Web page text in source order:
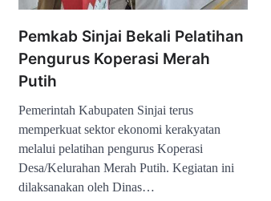
Pemkab Sinjai Bekali Pelatihan
Pengurus Koperasi Merah
Putih
Pemerintah Kabupaten Sinjai terus
memperkuat sektor ekonomi kerakyatan
melalui pelatihan pengurus Koperasi
Desa/Kelurahan Merah Putih. Kegiatan ini
dilaksanakan oleh Dinas…